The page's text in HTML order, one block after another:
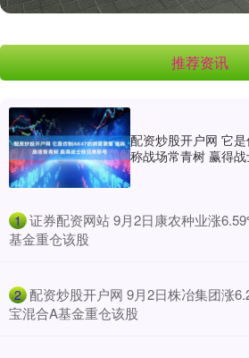
推荐资讯
配资炒股开户网 它
称战场常青树 赢得
1 证券配资网站 9月2日康农种业涨
基金重仓该股
2 配资炒股开户网 9月2日株冶集团涨
宝混合A基金重仓该股